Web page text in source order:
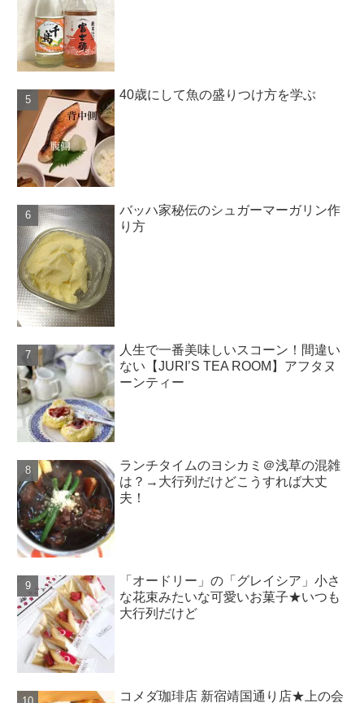
40歳にして魚の盛りつけ方を学ぶ
バッハ家秘伝のシュガーマーガリン作
り方
人生で一番美味しいスコーン！間違い
ない【JURI’S TEA ROOM】アフタヌ
ーンティー
ランチタイムのヨシカミ＠浅草の混雑
は？→大行列だけどこうすれば大丈
夫！
「オードリー」の「グレイシア」小さ
な花束みたいな可愛いお菓子★いつも
大行列だけど
コメダ珈琲店 新宿靖国通り店★上の会